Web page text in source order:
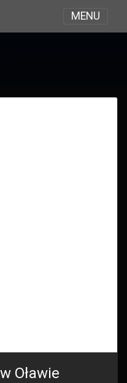
MENU
Oławie